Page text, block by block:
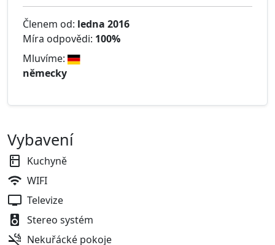
Členem od: ledna 2016
Míra odpovědi: 100%
Mluvíme:
německy
Vybavení
Kuchyně
WIFI
Televize
Stereo systém
Nekuřácké pokoje